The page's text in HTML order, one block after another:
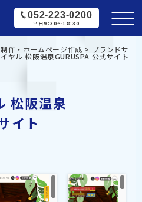
052-223-0200
平日9:30〜18:30
作・ホームページ作成 > ブランドサ
ヤル 松阪温泉GURUSPA 公式サイト
松阪温泉
イト